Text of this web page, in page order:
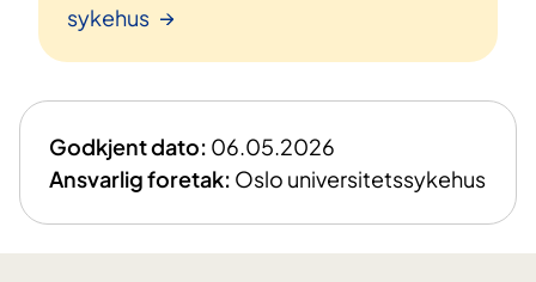
sykehus
Godkjent dato: 06.05.2026
Ansvarlig foretak: Oslo universitetssykehus